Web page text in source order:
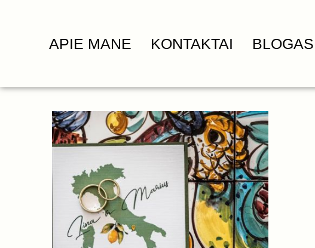
APIE MANE KONTAKTAI BLOGAS